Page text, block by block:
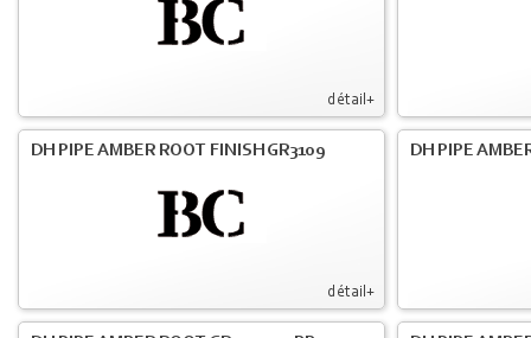
détail+
détail+
DH PIPE AMBER ROOT FINISH GR3109 DH PIPE